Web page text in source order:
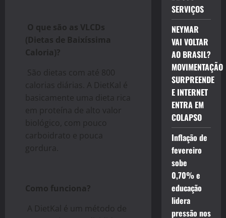
O que são as VLCDs
(Dietas de Baixíssima
Caloria)?
São dietas com até 800
calorias diárias. A DietKal é
basicamente uma dieta rica
em proteína de alto valor
biológico, com pouco
carboidrato e pouca
gordura.
Como funciona?
A DietKal é um método de
SERVIÇOS
NEYMAR
VAI VOLTAR
AO BRASIL?
MOVIMENTAÇÃO
SURPREENDE
E INTERNET
ENTRA EM
COLAPSO
Inflação de
fevereiro
sobe
0,70% e
educação
lidera
pressão nos